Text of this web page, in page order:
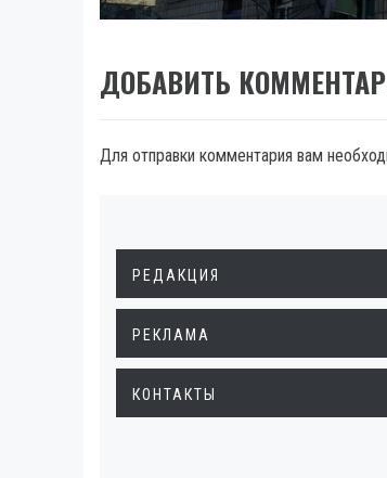
ДОБАВИТЬ
Для отправки комментария вам
РЕДАКЦИЯ
РЕКЛАМА
КОНТАКТЫ